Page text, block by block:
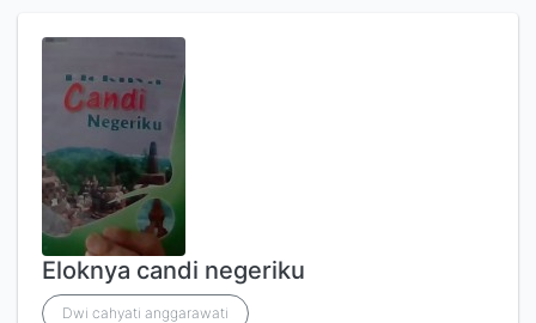
Eloknya candi negeriku
Dwi cahyati anggarawati